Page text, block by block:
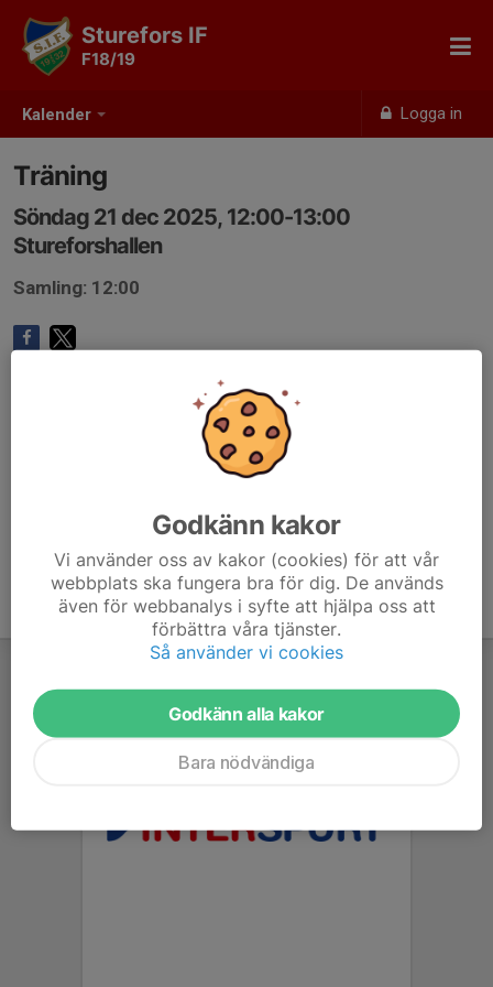
Kalender Logga in
Sturefors IF
F18/19
Träning
Söndag 21 dec 2025, 12:00-13:00
Stureforshallen
Samling: 12:00
Godkänn kakor
Vi använder oss av kakor (cookies) för att vår
webbplats ska fungera bra för dig. De används
även för webbanalys i syfte att hjälpa oss att
förbättra våra tjänster.
Så använder vi cookies
Godkänn alla kakor
Bara nödvändiga